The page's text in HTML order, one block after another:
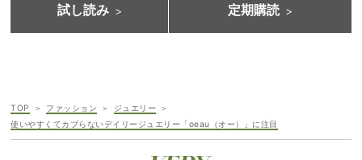
試し読み 定期購読
TOP ファッション
ジュエリー
使いやすくてカブらないデイリージュエリー「oeau（オー）」に注目